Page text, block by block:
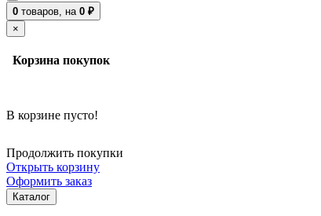
0 товаров, на 0 ₽
×
Корзина покупок
В корзине пусто!
Продолжить покупки
Открыть корзину
Оформить заказ
Каталог